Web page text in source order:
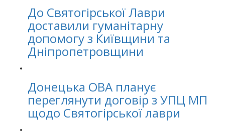
До Святогірської Лаври
доставили гуманітарну
допомогу з Київщини та
Дніпропетровщини
Донецька ОВА планує
переглянути договір з УПЦ МП
щодо Святогірської лаври